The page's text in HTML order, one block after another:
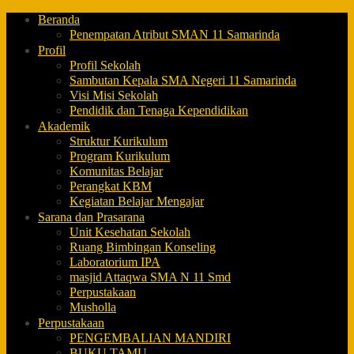
Beranda
Penempatan Atribut SMAN 11 Samarinda
Profil
Profil Sekolah
Sambutan Kepala SMA Negeri 11 Samarinda
Visi Misi Sekolah
Pendidik dan Tenaga Kependidikan
Akademik
Struktur Kurikulum
Program Kurikulum
Komunitas Belajar
Perangkat KBM
Kegiatan Belajar Mengajar
Sarana dan Prasarana
Unit Kesehatan Sekolah
Ruang Bimbingan Konseling
Laboratorium IPA
masjid Attaqwa SMA N 11 Smd
Perpustakaan
Musholla
Perpustakaan
PENGEMBALIAN MANDIRI